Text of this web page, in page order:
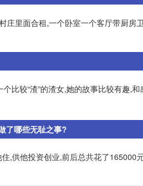
庄里面合租,一个卧室一个客厅带厨
比较“渣”的渣女,她的故事比较有趣,
了哪些无耻之事?
,供他投资创业,前后总共花了